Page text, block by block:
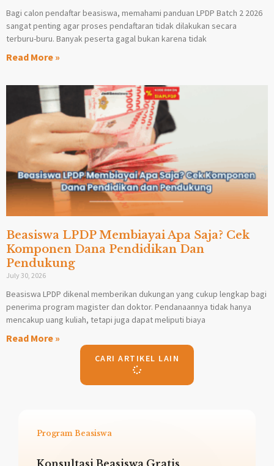
Bagi calon pendaftar beasiswa, memahami panduan LPDP Batch 2 2026
sangat penting agar proses pendaftaran tidak dilakukan secara
terburu-buru. Banyak peserta gagal bukan karena tidak
Read More »
Beasiswa LPDP Membiayai Apa Saja? Cek
Komponen Dana Pendidikan Dan
Pendukung
July 30, 2026
Beasiswa LPDP dikenal memberikan dukungan yang cukup lengkap bagi
penerima program magister dan doktor. Pendanaannya tidak hanya
mencakup uang kuliah, tetapi juga dapat meliputi biaya
Read More »
CARI ARTIKEL LAIN
Program Beasiswa